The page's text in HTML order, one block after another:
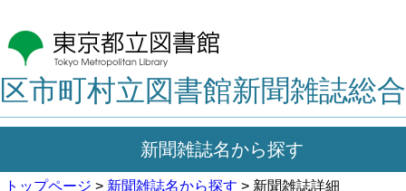
区市町村立図書館新聞雑誌総
新聞雑誌名から探す
トップページ > 新聞雑誌名から探す > 新聞雑誌詳細